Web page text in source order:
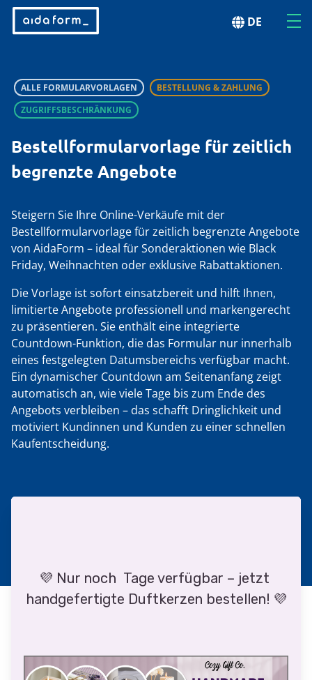
DE
ALLE FORMULARVORLAGEN
BESTELLUNG & ZAHLUNG
ZUGRIFFSBESCHRÄNKUNG
Bestellformularvorlage für zeitlich
begrenzte Angebote
Steigern Sie Ihre Online-Verkäufe mit der
Bestellformularvorlage für zeitlich begrenzte Angebote
von AidaForm – ideal für Sonderaktionen wie Black
Friday, Weihnachten oder exklusive Rabattaktionen.
Die Vorlage ist sofort einsatzbereit und hilft Ihnen,
limitierte Angebote professionell und markengerecht
zu präsentieren. Sie enthält eine integrierte
Countdown-Funktion, die das Formular nur innerhalb
eines festgelegten Datumsbereichs verfügbar macht.
Ein dynamischer Countdown am Seitenanfang zeigt
automatisch an, wie viele Tage bis zum Ende des
Angebots verbleiben – das schafft Dringlichkeit und
motiviert Kundinnen und Kunden zu einer schnellen
Kaufentscheidung.